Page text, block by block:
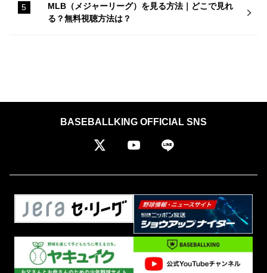
MLB（メジャーリーグ）を見る方法｜どこで見れ
る？無料視聴方法は？
BASEBALLKING OFFICIAL SNS